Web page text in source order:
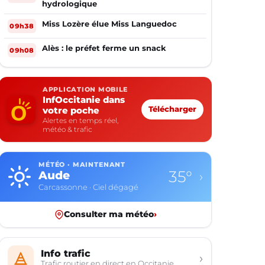
hydrologique
09h38 Miss Lozère élue Miss Languedoc
09h08 Alès : le préfet ferme un snack
APPLICATION MOBILE
InfOccitanie dans
votre poche
Alertes en temps réel,
météo & trafic
Télécharger
MÉTÉO · MAINTENANT
Aude
Carcassonne · Ciel dégagé
35° ›
Consulter ma météo›
Info trafic ›